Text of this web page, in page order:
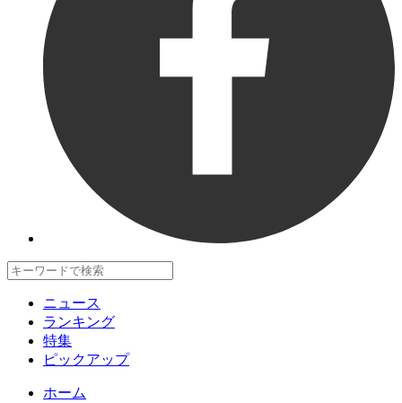
ニュース
ランキング
特集
ピックアップ
ホーム